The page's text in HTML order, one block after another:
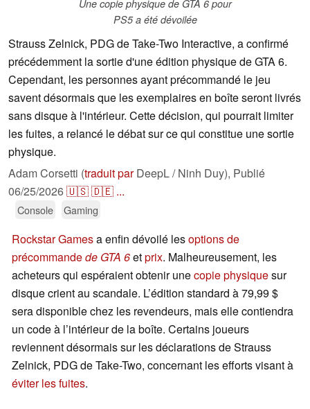
Une copie physique de GTA 6 pour
PS5 a été dévoilée
Strauss Zelnick, PDG de Take-Two Interactive, a confirmé
précédemment la sortie d'une édition physique de GTA 6.
Cependant, les personnes ayant précommandé le jeu
savent désormais que les exemplaires en boîte seront livrés
sans disque à l'intérieur. Cette décision, qui pourrait limiter
les fuites, a relancé le débat sur ce qui constitue une sortie
physique.
Adam Corsetti (traduit parDeepL / Ninh Duy), Publié
06/25/2026🇺🇸🇩🇪 ...
Console Gaming
Rockstar Gamesa enfin dévoilé lesoptions de
précommandede GTA 6etprix. Malheureusement, les
acheteurs qui espéraient obtenir unecopie physiquesur
disque crient au scandale. L’édition standard à 79,99 $
sera disponible chez les revendeurs, mais elle contiendra
un code à l’intérieur de la boîte. Certains joueurs
reviennent désormais sur les déclarations de Strauss
Zelnick, PDG de Take-Two, concernant les efforts visant à
éviter les fuites.